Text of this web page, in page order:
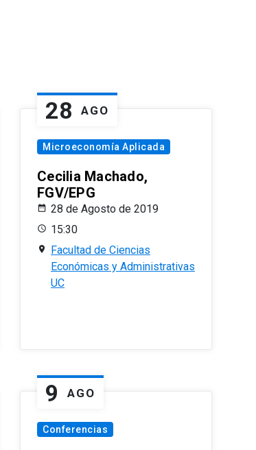
28 AGO
Microeconomía Aplicada
Cecilia Machado,
FGV/EPG
28 de Agosto de 2019
15:30
Facultad de Ciencias
Económicas y Administrativas
UC
9 AGO
Conferencias